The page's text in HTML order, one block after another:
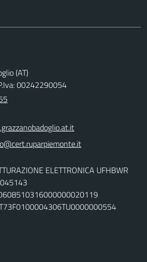
(AT)
00242290054
ELETTRONICA UFHBWR